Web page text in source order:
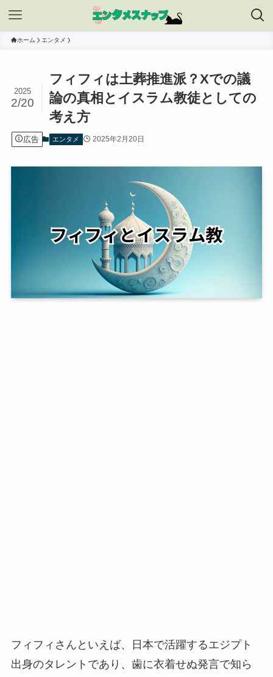
ホーム エンタメ
フィフィは土葬推進派？Xでの議
論の真相とイスラム教徒としての
考え方
2025
2/20
広告 エンタメ 2025年2月20日
フィフィさんといえば、日本で活躍するエジプト
出身のタレントであり、歯に衣着せぬ発言で知ら